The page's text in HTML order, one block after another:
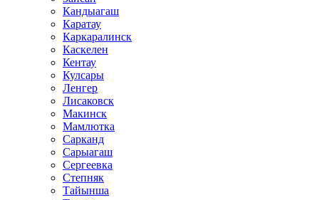
Кандыагаш
Каратау
Каркаралинск
Каскелен
Кентау
Кулсары
Ленгер
Лисаковск
Макинск
Мамлютка
Сарканд
Сарыагаш
Сергеевка
Степняк
Тайынша